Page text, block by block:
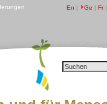
En | Ge | Fr|